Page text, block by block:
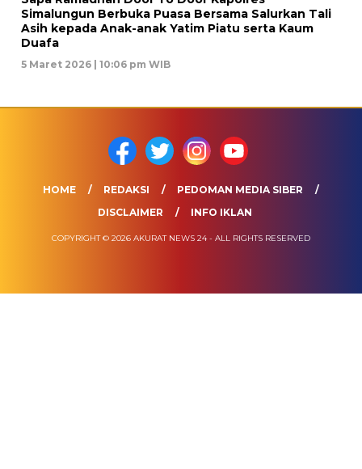
Simalungun Berbuka Puasa Bersama Salurkan Tali
Asih kepada Anak-anak Yatim Piatu serta Kaum
Duafa
5 Maret 2026 | 10:06 pm WIB
HOME REDAKSI
PEDOMAN MEDIA SIBER
DISCLAIMER
INFO IKLAN
COPYRIGHT © 2026 AKURAT NEWS 24 - ALL RIGHTS RESERVED